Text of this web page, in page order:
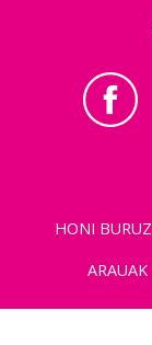
HONI BURUZ
ARAUAK